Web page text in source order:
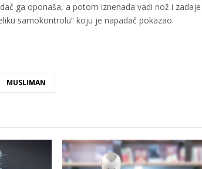
ga oponaša, a potom iznenada vadi nož i
samokontrolu” koju je napadač pokazao.
MUSLIMAN